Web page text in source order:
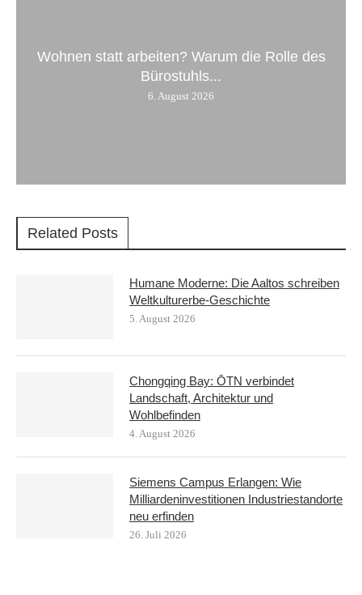
Wohnen statt arbeiten? Warum die Rolle des
Bürostuhls...
6. August 2026
Related Posts
Humane Moderne: Die Aaltos schreiben
Weltkulturerbe-Geschichte
5. August 2026
Chongqing Bay: ŌTN verbindet
Landschaft, Architektur und
Wohlbefinden
4. August 2026
Siemens Campus Erlangen: Wie
Milliardeninvestitionen Industriestandorte
neu erfinden
26. Juli 2026